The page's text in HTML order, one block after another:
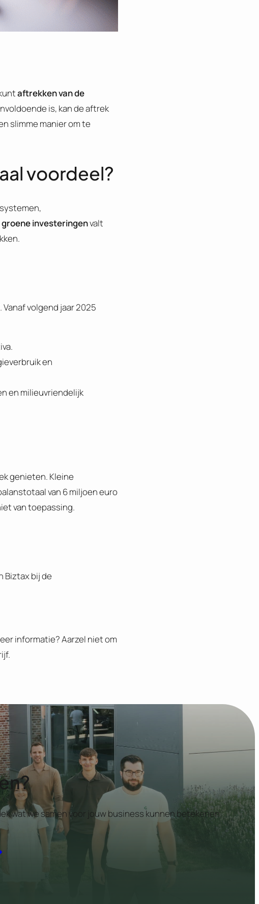
aftrekken van de
is, kan de aftrek
slimme manier om te
voordeel?
groene investeringenvalt
volgend jaar 2025
en
en milieuvriendelijk
genieten. Kleine
van 6 miljoen euro
van toepassing.
Biztax bij de
informatie? Aarzel niet om
wat we samen voor jouw business kunnen betekenen.